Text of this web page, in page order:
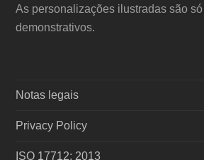
As personalizações ilustradas são
demonstrativos.
Notas legais
Privacy Policy
ISO 17712: 2013